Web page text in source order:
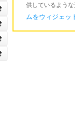
供しているような
ムをウィジェッ